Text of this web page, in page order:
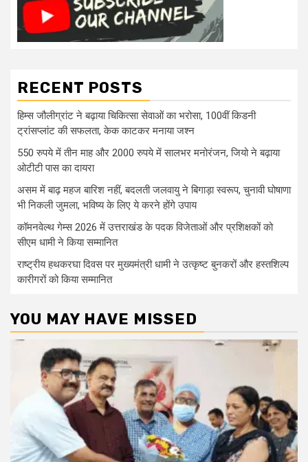
RECENT POSTS
हिम्स जौलीग्रांट ने बढ़ाया चिकित्सा सेवाओं का भरोसा, 100वीं किडनी
ट्रांसप्लांट की सफलता, केक काटकर मनाया जश्न
550 रुपये में तीन माह और 2000 रुपये में सालभर मनोरंजन, जियो ने बढ़ाया
ओटीटी पास का दायरा
असम में बाढ़ महज बारिश नहीं, बदलती जलवायु ने बिगाड़ा स्वरूप, चुनावी घोषाणा
भी निकली जुमला, भविष्य के लिए ये करने होंगे उपाय
कॉमनवेल्थ गेम्स 2026 में उत्तराखंड के पदक विजेताओं और प्रशिक्षकों को
सीएम धामी ने किया सम्मानित
राष्ट्रीय हथकरघा दिवस पर मुख्यमंत्री धामी ने उत्कृष्ट बुनकरों और हस्तशिल्प
कारीगरों को किया सम्मानित
YOU MAY HAVE MISSED